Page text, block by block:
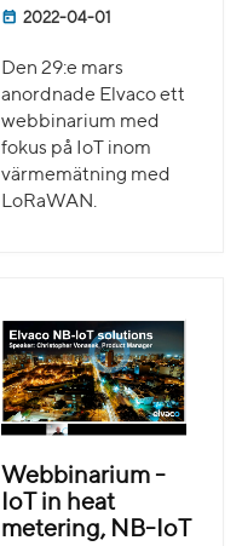
2022-04-01
Den 29:e mars
anordnade Elvaco ett
webbinarium med
fokus på IoT inom
värmemätning med
LoRaWAN.
Webbinarium -
IoT in heat
metering, NB-IoT